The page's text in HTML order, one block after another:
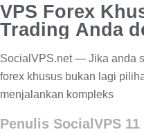
VPS Forex
Trading Anda
SocialVPS.net — Jika anda
forex khusus bukan lagi
menjalankan kompleks
Penulis SocialVPS